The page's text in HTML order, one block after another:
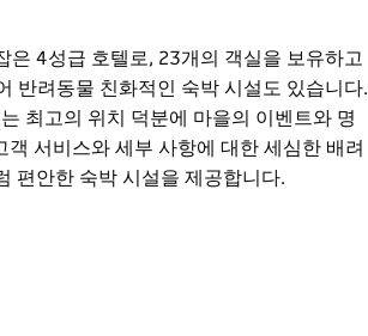
4성급 호텔로, 23개의 객실을 보유하고
반려동물 친화적인 숙박 시설도 있습니다.
최고의 위치 덕분에 마을의 이벤트와 명
서비스와 세부 사항에 대한 세심한 배려
편안한 숙박 시설을 제공합니다.